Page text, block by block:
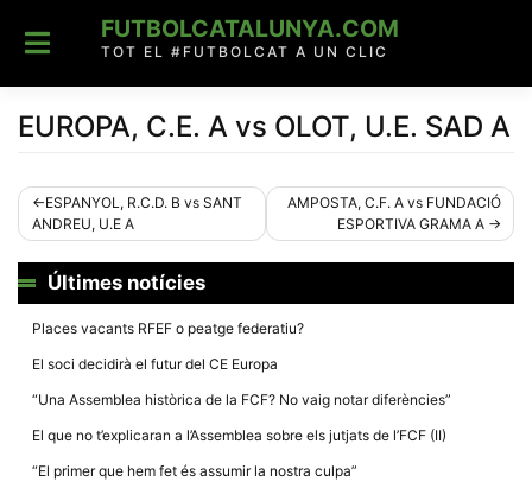
content
FUTBOLCATALUNYA.COM
TOT EL #FUTBOLCAT A UN CLIC
EUROPA, C.E. A vs OLOT, U.E. SAD A
Navegació
d'entrades
ESPANYOL, R.C.D. B vs SANT
ANDREU, U.E A
AMPOSTA, C.F. A vs FUNDACIÓ
ESPORTIVA GRAMA A
Últimes notícies
Places vacants RFEF o peatge federatiu?
El soci decidirà el futur del CE Europa
“Una Assemblea històrica de la FCF? No vaig notar diferències”
El que no t’explicaran a l’Assemblea sobre els jutjats de l’FCF (II)
“El primer que hem fet és assumir la nostra culpa”